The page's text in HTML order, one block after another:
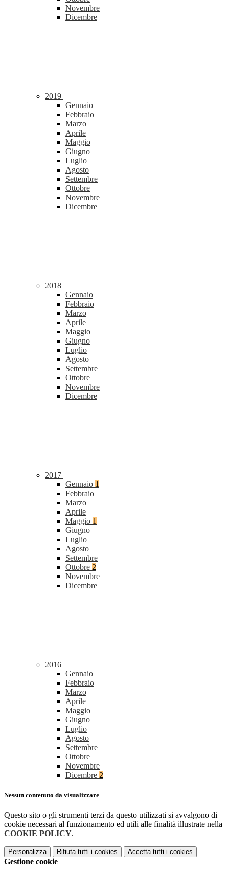
Novembre
Dicembre
2019
Gennaio
Febbraio
Marzo
Aprile
Maggio
Giugno
Luglio
Agosto
Settembre
Ottobre
Novembre
Dicembre
2018
Gennaio
Febbraio
Marzo
Aprile
Maggio
Giugno
Luglio
Agosto
Settembre
Ottobre
Novembre
Dicembre
2017
Gennaio 1
Febbraio
Marzo
Aprile
Maggio 1
Giugno
Luglio
Agosto
Settembre
Ottobre 2
Novembre
Dicembre
2016
Gennaio
Febbraio
Marzo
Aprile
Maggio
Giugno
Luglio
Agosto
Settembre
Ottobre
Novembre
Dicembre 2
Nessun contenuto da visualizzare
Questo sito o gli strumenti terzi da questo utilizzati si avvalgono di
cookie necessari al funzionamento ed utili alle finalità illustrate nella
COOKIE POLICY.
Personalizza Rifiuta tutti i cookies Accetta tutti i cookies
Gestione cookie